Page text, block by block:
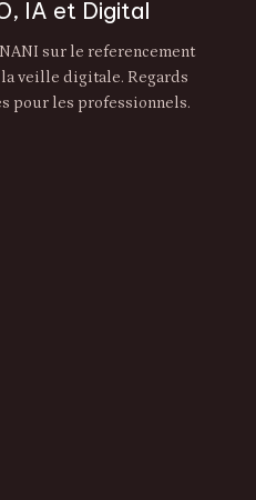
IA et Digital
sur le referencement
veille digitale. Regards
pour les professionnels.